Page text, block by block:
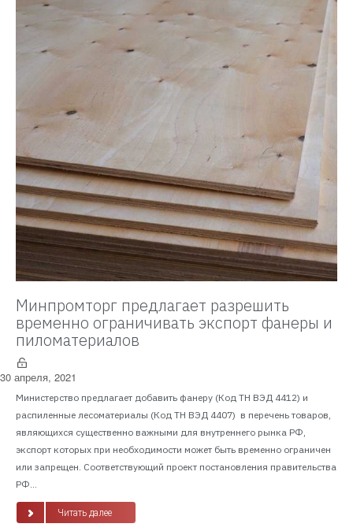
Минпромторг предлагает разрешить
временно ограничивать экспорт фанеры и
пиломатериалов
30 апреля, 2021
Министерство предлагает добавить фанеру (Код ТН ВЭД 4412) и
распиленные лесоматериалы (Код ТН ВЭД 4407) в перечень товаров,
являющихся существенно важными для внутреннего рынка РФ,
экспорт которых при необходимости может быть временно ограничен
или запрещен. Соответствующий проект постановления правительства
РФ...
Читать далее